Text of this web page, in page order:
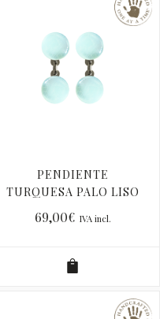
PENDIENTE
TURQUESA PALO LISO
PC
69,00€ IVA incl.